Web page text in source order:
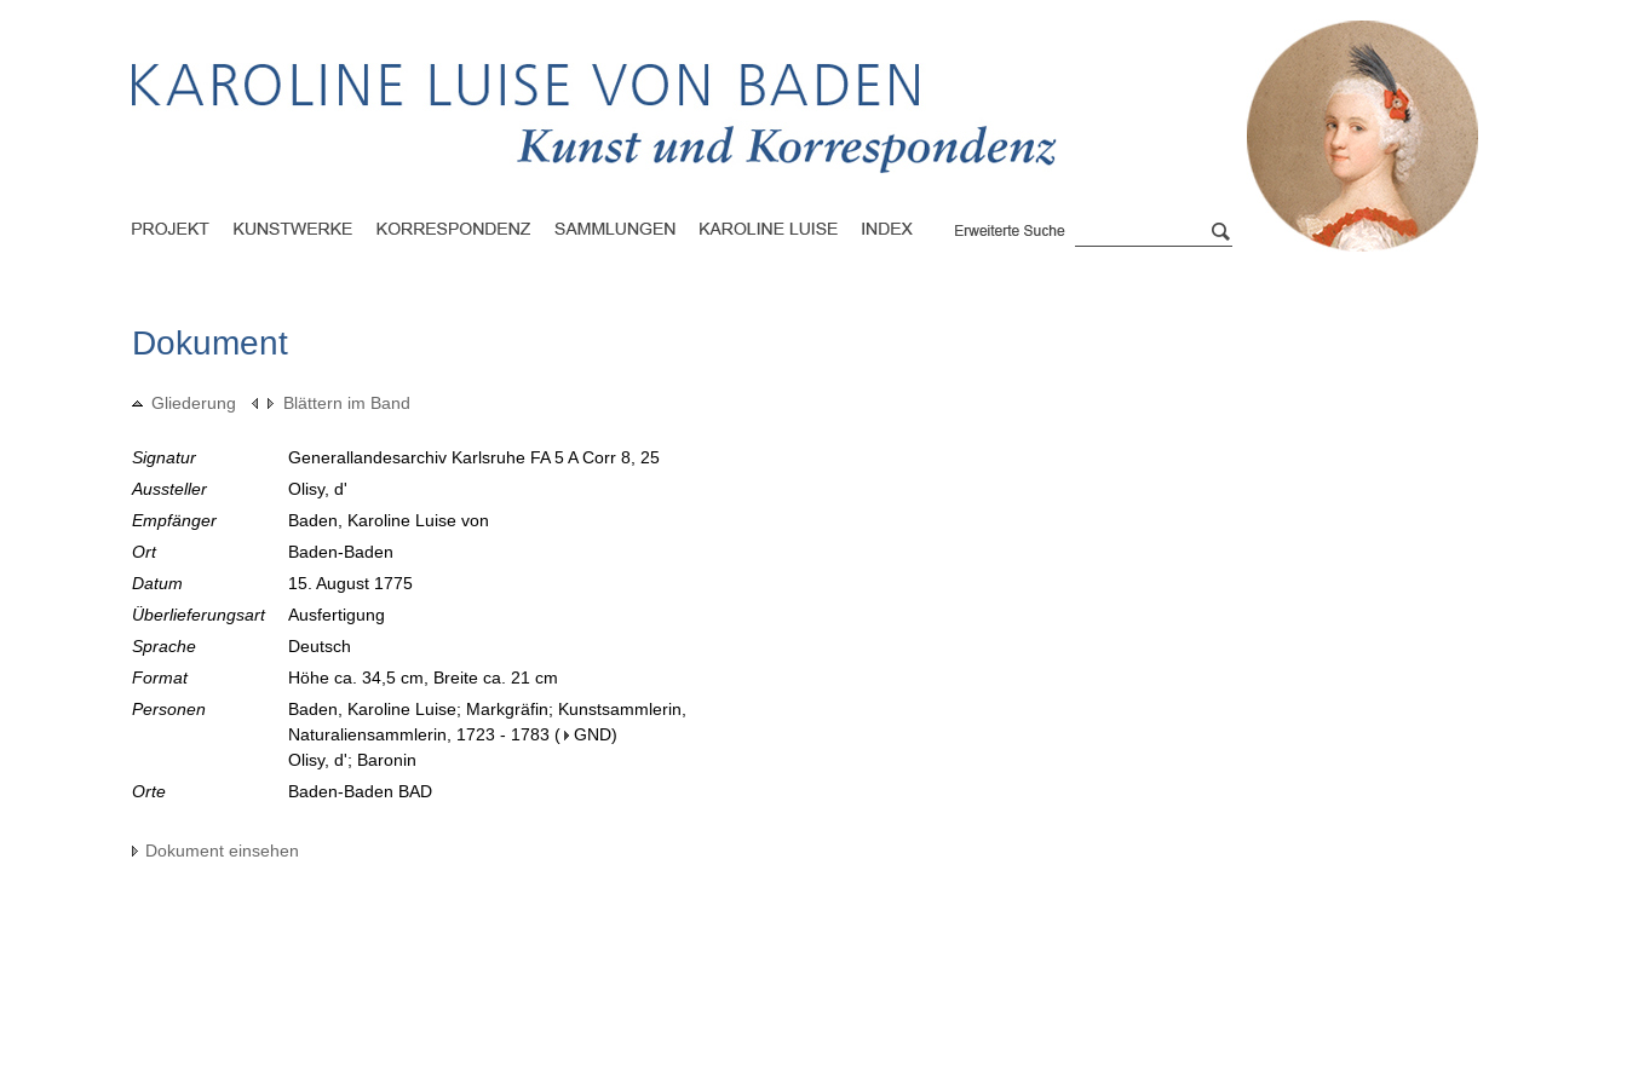
Dokument
Gliederung Blättern im Band
Signatur
Generallandesarchiv Karlsruhe FA 5 A Corr 8, 25
Aussteller
Olisy, d'
Empfänger
Baden, Karoline Luise von
Ort
Baden-Baden
Datum
15. August 1775
Überlieferungsart
Ausfertigung
Sprache
Deutsch
Format
Höhe ca. 34,5 cm, Breite ca. 21 cm
Personen
Baden, Karoline Luise; Markgräfin; Kunstsammlerin,
Naturaliensammlerin, 1723 - 1783 ( GND)
Olisy, d'; Baronin
Orte
Baden-Baden BAD
Dokument einsehen